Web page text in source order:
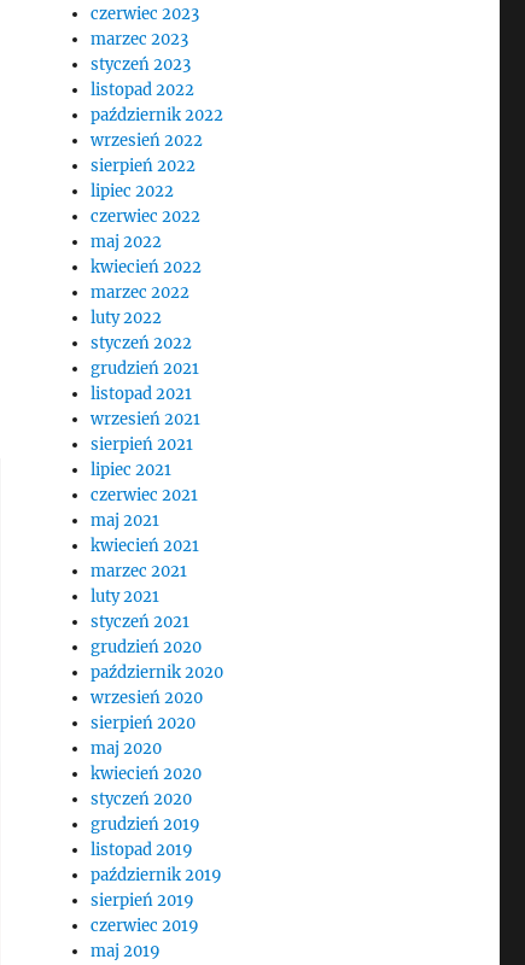
czerwiec 2023
marzec 2023
styczeń 2023
listopad 2022
październik 2022
wrzesień 2022
sierpień 2022
lipiec 2022
czerwiec 2022
maj 2022
kwiecień 2022
marzec 2022
luty 2022
styczeń 2022
grudzień 2021
listopad 2021
wrzesień 2021
sierpień 2021
lipiec 2021
czerwiec 2021
maj 2021
kwiecień 2021
marzec 2021
luty 2021
styczeń 2021
grudzień 2020
październik 2020
wrzesień 2020
sierpień 2020
maj 2020
kwiecień 2020
styczeń 2020
grudzień 2019
listopad 2019
październik 2019
sierpień 2019
czerwiec 2019
maj 2019